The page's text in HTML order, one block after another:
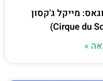
מייקל ג'קסון
»